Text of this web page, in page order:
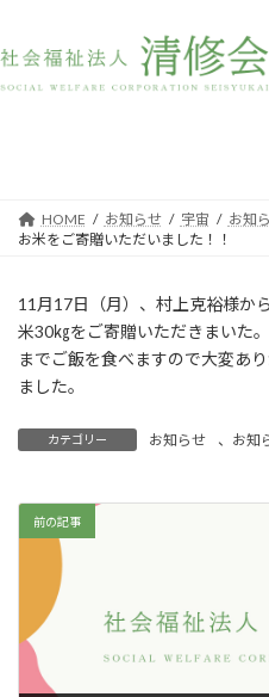
テ
ン
ゲ
ー
お米をご寄
日
時
:
HOME お知らせ 宇宙
お知
お米をご寄贈いただいました！！
11月17日（月）、村上克裕様か
米30㎏をご寄贈いただきまいた
までご飯を食べますので大変あ
ました。
カテゴリー お知らせ 、 お知
前の記事